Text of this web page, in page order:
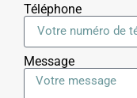
Téléphone
Message